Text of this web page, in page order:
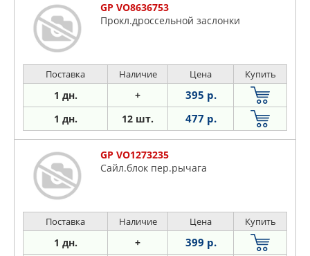
GP VO8636753
Прокл.дроссельной заслонки
Поставка Наличие Цена Купить
1 дн. + 395 р.
1 дн. 12 шт. 477 р.
GP VO1273235
Сайл.блок пер.рычага
Поставка Наличие Цена Купить
1 дн. + 399 р.